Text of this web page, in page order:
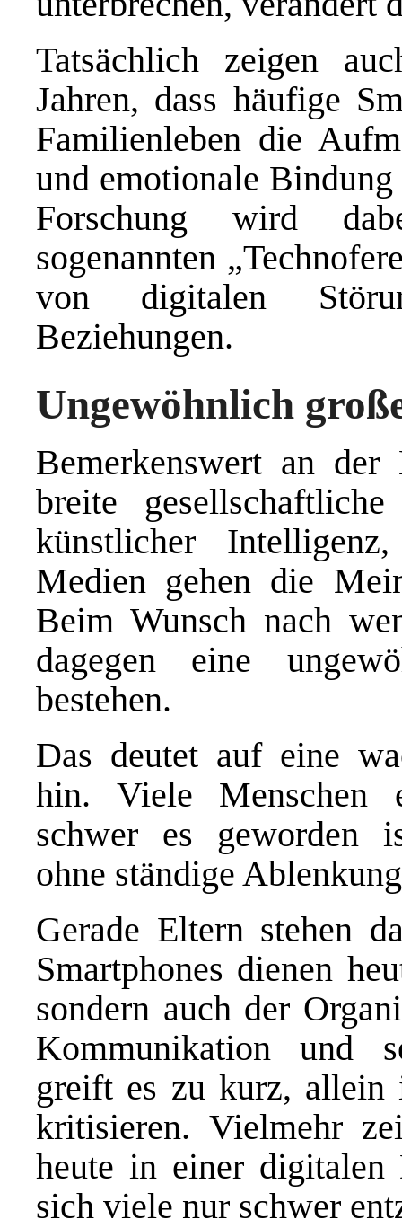
Tatsächlich zeigen
Jahren, dass häufige
Familienleben die
und emotionale
Forschung wird
sogenannten
von digitalen
Beziehungen.
Ungewöhnlich
Bemerkenswert an
breite
künstlicher
Medien gehen die
Beim Wunsch nach
dagegen eine
bestehen.
Das deutet auf eine
hin. Viele Menschen
schwer es geworden
ohne ständige
Gerade Eltern stehen
Smartphones dienen
sondern auch der
Kommunikation und
greift es zu kurz, allein
kritisieren. Vielmehr
heute in einer digitalen
sich viele nur schwer